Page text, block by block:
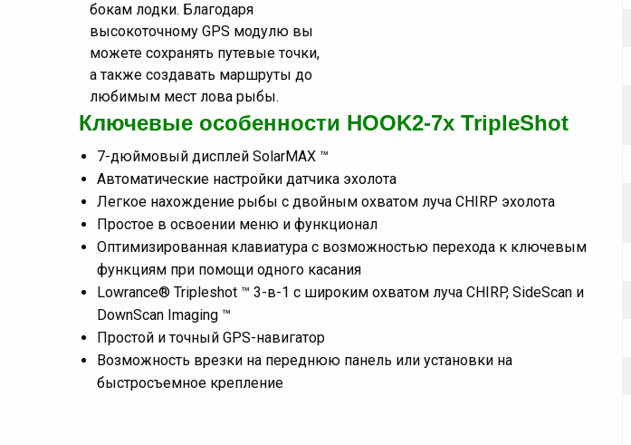
бокам лодки. Благодаря
высокоточному GPS модулю вы
можете сохранять путевые точки,
а также создавать маршруты до
любимым мест лова рыбы.
Ключевые особенности HOOK2-7x TripleShot
7-дюймовый дисплей SolarMAX ™
Автоматические настройки датчика эхолота
Легкое нахождение рыбы с двойным охватом луча CHIRP эхолота
Простое в освоении меню и функционал
Оптимизированная клавиатура с возможностью перехода к ключевым
функциям при помощи одного касания
Lowrance® Tripleshot ™ 3-в-1 с широким охватом луча CHIRP, SideScan и
DownScan Imaging ™
Простой и точный GPS-навигатор
Возможность врезки на переднюю панель или установки на
быстросъемное крепление